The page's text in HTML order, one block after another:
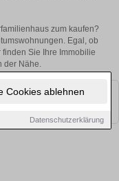
Cookies ablehnen
Datenschutzerklärung
zum kaufen?
Egal, ob
Sie Ihre Immobilie
der Nähe.
finden. Schauen Sie